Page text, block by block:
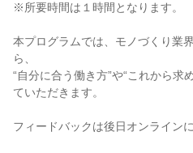
※所要時間は１時間となります。
本プログラムでは、モノづくり業
ら、
“自分に合う働き方”や“これから求
ていただきます。
フィードバックは後日オンライン